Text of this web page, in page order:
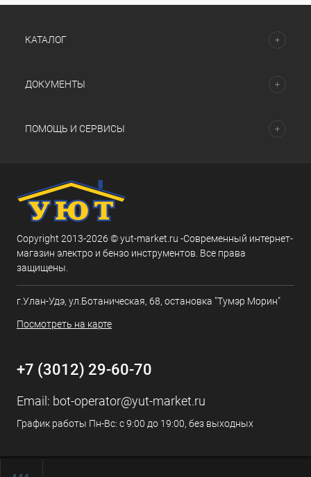
КАТАЛОГ
ДОКУМЕНТЫ
ПОМОЩЬ И СЕРВИСЫ
Copyright 2013-2026 © yut-market.ru -Современный интернет-
магазин электро и бензо инструментов. Все права
защищены.
г.Улан-Удэ, ул.Ботаническая, 68, остановка "Тумэр Морин"
Посмотреть на карте
+7 (3012) 29-60-70
Email: bot-operator@yut-market.ru
График работы Пн-Вс: с 9:00 до 19:00, без выходных